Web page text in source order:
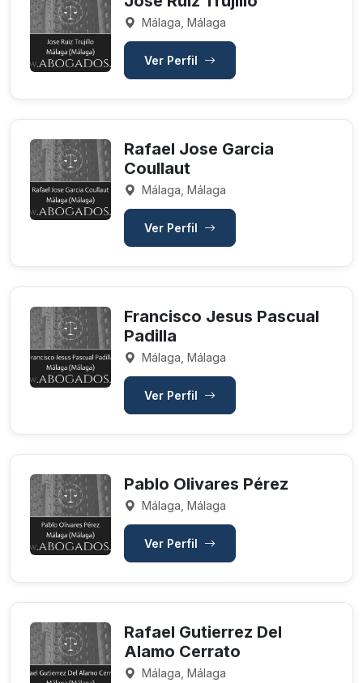
Málaga, Málaga
Ver Perfil
Rafael Jose Garcia
Coullaut
Málaga, Málaga
Ver Perfil
Francisco Jesus Pascual
Padilla
Málaga, Málaga
Ver Perfil
Pablo Olivares Pérez
Málaga, Málaga
Ver Perfil
Rafael Gutierrez Del
Alamo Cerrato
Málaga, Málaga